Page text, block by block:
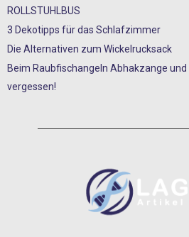
ROLLSTUHLBUS
3 Dekotipps für das Schlafzimmer
Die Alternativen zum Wickelrucksack
Beim Raubfischangeln Abhakzange
vergessen!